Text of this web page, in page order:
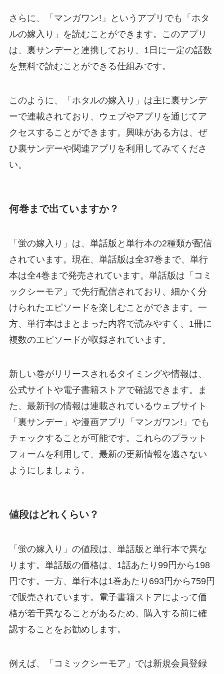
さらに、「マンガワン!」というアプリでも「ホタ
ルの嫁入り」を読むことができます。このアプリ
は、裏サンデーと連携しており、1日に一定の話数
を無料で読むことができる仕組みです。
このように、「ホタルの嫁入り」は主に裏サンデ
ーで連載されており、ウェブやアプリを通じてア
クセスすることができます。興味がある方は、ぜ
ひ裏サンデーや関連アプリを利用してみてくださ
い。
何巻まで出ていますか？
「蛍の嫁入り」は、単話版と単行本の2種類が配信
されています。現在、単話版は全37巻まで、単行
本は全4巻まで発売されています。単話版は「コミ
ックシーモア」で先行配信されており、細かく分
けられたエピソードを楽しむことができます。一
方、単行本はまとまった内容で読みやすく、1冊に
複数のエピソードが収録されています。
新しい巻がリリースされるタイミングや情報は、
公式サイトや電子書籍ストアで確認できます。ま
た、最新刊の情報は連載されているウェブサイト
「裏サンデー」や漫画アプリ「マンガワン!」でも
チェックすることが可能です。これらのプラット
フォームを利用して、最新の更新情報を逃さない
ようにしましょう。
値段はどれくらい？
「蛍の嫁入り」の値段は、単話版と単行本で異な
ります。単話版の価格は、1話あたり99円から198
円です。一方、単行本は1巻あたり693円から759円
で販売されています。電子書籍ストアによって価
格が若干異なることがあるため、購入する前に確
認することをお勧めします。
例えば、「コミックシーモア」では新規会員登録